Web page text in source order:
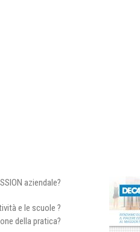
aziendale?
e le scuole ?
della pratica?